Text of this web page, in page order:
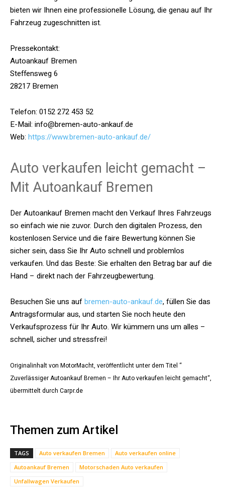
bieten wir Ihnen eine professionelle Lösung, die genau auf Ihr
Fahrzeug zugeschnitten ist.
Pressekontakt:
Autoankauf Bremen
Steffensweg 6
28217 Bremen
Telefon: 0152 272 453 52
E-Mail: info@bremen-auto-ankauf.de
Web: https://www.bremen-auto-ankauf.de/
Auto verkaufen leicht gemacht –
Mit Autoankauf Bremen
Der Autoankauf Bremen macht den Verkauf Ihres Fahrzeugs
so einfach wie nie zuvor. Durch den digitalen Prozess, den
kostenlosen Service und die faire Bewertung können Sie
sicher sein, dass Sie Ihr Auto schnell und problemlos
verkaufen. Und das Beste: Sie erhalten den Betrag bar auf die
Hand – direkt nach der Fahrzeugbewertung.
Besuchen Sie uns aufbremen-auto-ankauf.de, füllen Sie das
Antragsformular aus, und starten Sie noch heute den
Verkaufsprozess für Ihr Auto. Wir kümmern uns um alles –
schnell, sicher und stressfrei!
Originalinhalt von MotorMacht, veröffentlicht unter dem Titel “
Zuverlässiger Autoankauf Bremen – Ihr Auto verkaufen leicht gemacht“,
übermittelt durch Carpr.de
Themen zum Artikel
TAGS Auto verkaufen Bremen
Auto verkaufen online
Autoankauf Bremen
Motorschaden Auto verkaufen
Unfallwagen Verkaufen